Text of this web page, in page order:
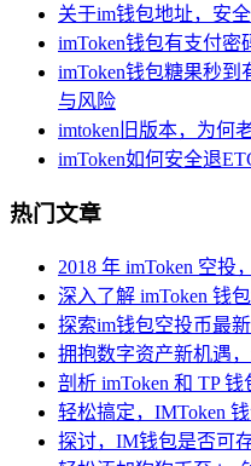
关于im钱包地址，安
imToken钱包有支付密
imToken钱包糖果秒
与风险
imtoken旧版本，为何
imToken如何安全退
热门文章
2018 年 imToken 空
深入了解 imToken 钱
探索im钱包空投币最
拥抱数字资产新机遇
剖析 imToken 和 TP
轻松搞定，IMToken
探讨，IM钱包是否可